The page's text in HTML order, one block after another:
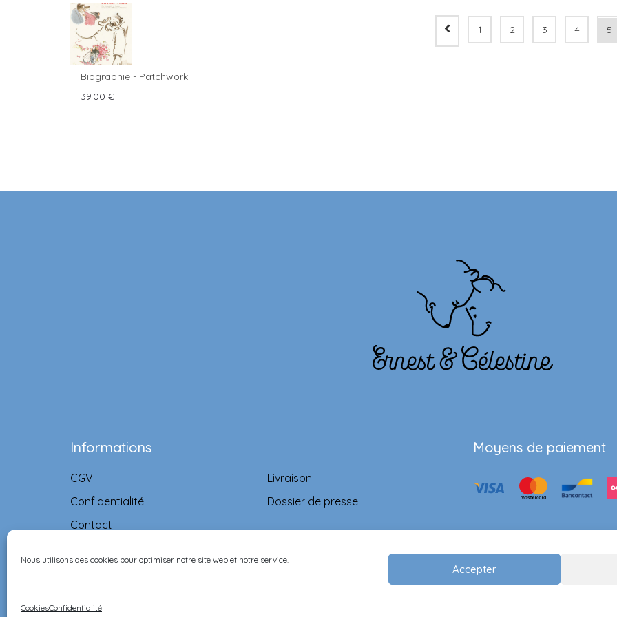
Nous utilisons des cookies pour optimiser notre site web et notre service.
Accepter
CookiesConfidentialité
Biographie - Patchwork
39.00 €
1 2 3 4 5
Informations
CGV
Confidentialité
Contact
Livraison
Dossier de presse
Moyens de paiement